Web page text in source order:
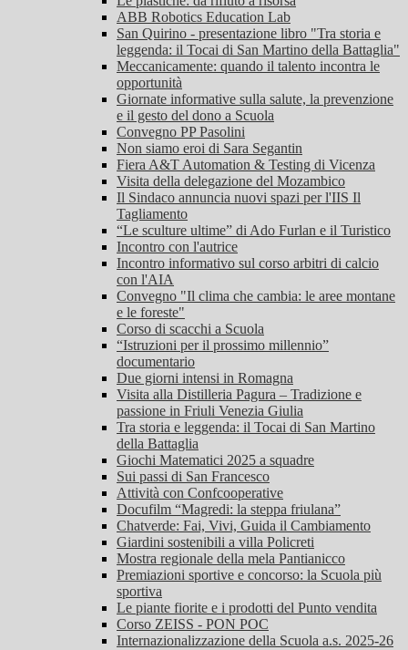
ABB Robotics Education Lab
San Quirino - presentazione libro "Tra storia e
leggenda: il Tocai di San Martino della Battaglia"
Meccanicamente: quando il talento incontra le
opportunità
Giornate informative sulla salute, la prevenzione
e il gesto del dono a Scuola
Convegno PP Pasolini
Non siamo eroi di Sara Segantin
Fiera A&T Automation & Testing di Vicenza
Visita della delegazione del Mozambico
Il Sindaco annuncia nuovi spazi per l'IIS Il
Tagliamento
“Le sculture ultime” di Ado Furlan e il Turistico
Incontro con l'autrice
Incontro informativo sul corso arbitri di calcio
con l'AIA
Convegno "Il clima che cambia: le aree montane
e le foreste"
Corso di scacchi a Scuola
“Istruzioni per il prossimo millennio”
documentario
Due giorni intensi in Romagna
Visita alla Distilleria Pagura – Tradizione e
passione in Friuli Venezia Giulia
Tra storia e leggenda: il Tocai di San Martino
della Battaglia
Giochi Matematici 2025 a squadre
Sui passi di San Francesco
Attività con Confcooperative
Docufilm “Magredi: la steppa friulana”
Chatverde: Fai, Vivi, Guida il Cambiamento
Giardini sostenibili a villa Policreti
Mostra regionale della mela Pantianicco
Premiazioni sportive e concorso: la Scuola più
sportiva
Le piante fiorite e i prodotti del Punto vendita
Corso ZEISS - PON POC
Internazionalizzazione della Scuola a.s. 2025-26